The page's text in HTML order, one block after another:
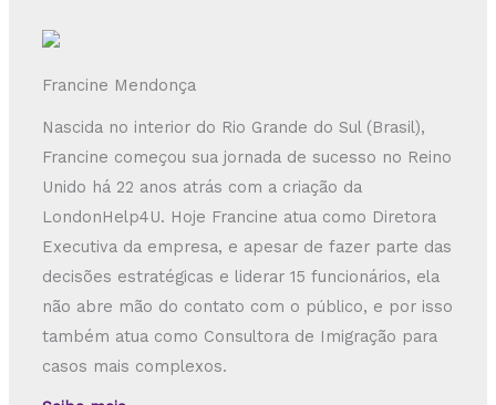
Francine Mendonça
Nascida no interior do Rio Grande do Sul (Brasil),
Francine começou sua jornada de sucesso no Reino
Unido há 22 anos atrás com a criação da
LondonHelp4U. Hoje Francine atua como Diretora
Executiva da empresa, e apesar de fazer parte das
decisões estratégicas e liderar 15 funcionários, ela
não abre mão do contato com o público, e por isso
também atua como Consultora de Imigração para
casos mais complexos.